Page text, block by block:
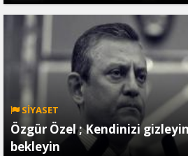
SİYASET
Özgür Özel ; Kendinizi
bekleyin